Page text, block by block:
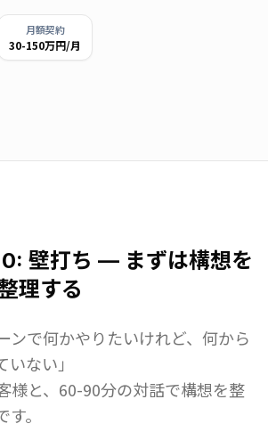
月額契約
30-150万円/月
壁打ち — まずは構想を
理する
ンで何かやりたいけれど、何から
ない」
様と、60-90分の対話で構想を整
。